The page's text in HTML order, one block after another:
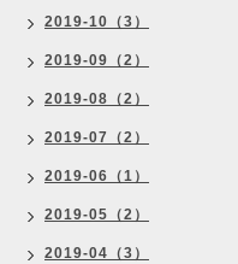
2019-10（3）
2019-09（2）
2019-08（2）
2019-07（2）
2019-06（1）
2019-05（2）
2019-04（3）